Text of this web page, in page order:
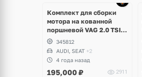
Комплект для сборки
мотора на кованной
поршневой VAG 2.0 TSI
EA888 gen 1,2,3 Audi,
Volkswagen, Skoda,
Seat. JE, CTS, ACL, ARP
345812
AUDI, SEAT +2
4 года назад
195,000 ₽ 2911